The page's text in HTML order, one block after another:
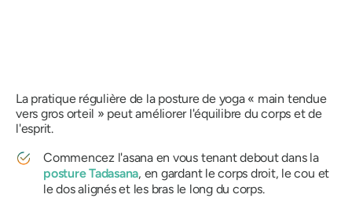
La pratique régulière de la posture de yoga « main tendue
vers gros orteil » peut améliorer l'équilibre du corps et de
l'esprit.
Commencez l'asana en vous tenant debout dans la
posture Tadasana, en gardant le corps droit, le cou et
le dos alignés et les bras le long du corps.